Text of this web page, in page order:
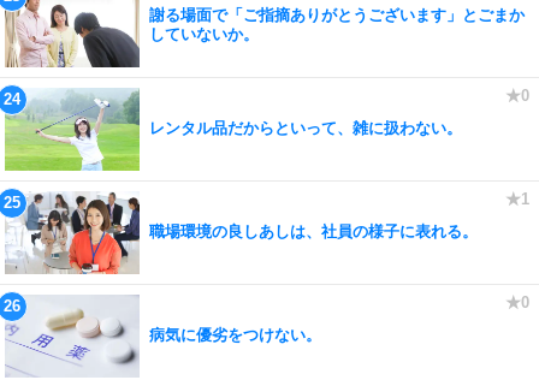
謝る場面で「ご指摘ありがとうございます」とごまか
していないか。
レンタル品だからといって、雑に扱わない。
職場環境の良しあしは、社員の様子に表れる。
病気に優劣をつけない。